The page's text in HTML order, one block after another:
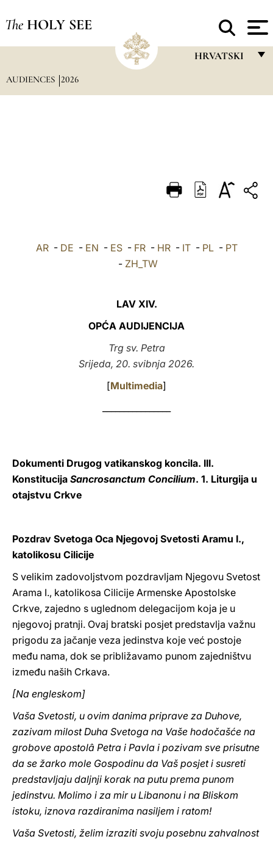
The HOLY SEE
HRVATSKI
DEUTSCH
العربيّة
AUDIENCES 2026
AR- DE - EN - ES- FR- HR- IT- PL- PT
- ZH_TW
LAV XIV.
OPĆA AUDIJENCIJA
Trg sv. Petra
Srijeda, 20. svibnja 2026.
[Multimedia]
Dokumenti Drugog vatikanskog koncila. III.
Konstitucija Sancrosanctum Concilium. 1. Liturgija u
otajstvu Crkve
Pozdrav Svetoga Oca Njegovoj Svetosti Aramu I.,
katolikosu Cilicije
S velikim zadovoljstvom pozdravljam Njegovu Svetost
Arama I., katolikosa Cilicije Armenske Apostolske
Crkve, zajedno s uglednom delegacijom koja je u
njegovoj pratnji. Ovaj bratski posjet predstavlja važnu
prigodu za jačanje veza jedinstva koje već postoje
među nama, dok se približavamo punom zajedništvu
između naših Crkava.
[Na engleskom]
Vaša Svetosti, u ovim danima priprave za Duhove,
zazivam milost Duha Svetoga na Vaše hodočašće na
grobove apostolâ Petra i Pavla i pozivam sve prisutne
da se žarko mole Gospodinu da Vaš posjet i susreti
predstavljaju daljnji korak na putu prema punom
jedinstvu. Molimo i za mir u Libanonu i na Bliskom
istoku, iznova razdiranima nasiljem i ratom!
Vaša Svetosti, želim izraziti svoju posebnu zahvalnost